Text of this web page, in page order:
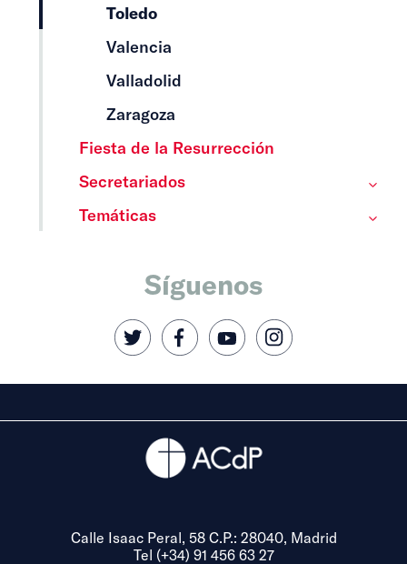
Toledo
Valencia
Valladolid
Zaragoza
Fiesta de la Resurrección
Secretariados
Temáticas
Síguenos
Calle Isaac Peral, 58 C.P.: 28040, Madrid
Tel (+34) 91 456 63 27